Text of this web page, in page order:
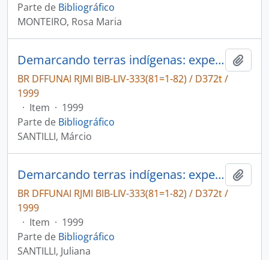
Parte de Bibliográfico
MONTEIRO, Rosa Maria
Demarcando terras indígenas: experiências e desafios de um projeto de parceria
BR DFFUNAI RJMI BIB-LIV-333(81=1-82) / D372t /
1999
· Item · 1999
Parte de Bibliográfico
SANTILLI, Márcio
Demarcando terras indígenas: experiências e desafios de um projeto de parceria
BR DFFUNAI RJMI BIB-LIV-333(81=1-82) / D372t /
1999
· Item · 1999
Parte de Bibliográfico
SANTILLI, Juliana